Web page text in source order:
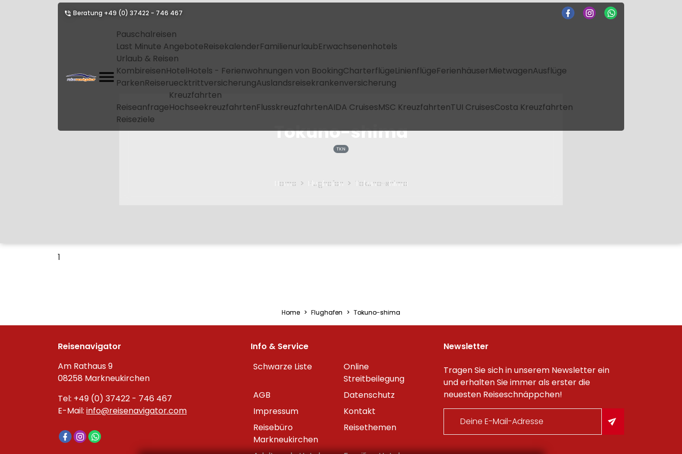
Beratung +49 (0) 37422 - 746 467
Pauschalreisen
Last Minute AngeboteReisekalenderFamilienurlaubErwachsenenhotels
Urlaub & Reisen
KombireisenHotelHotels - Ferienwohnungen von BookingCharterflügeLinienflügeFerienhäuserMietwagenAusflüge
ParkenReiseruecktrittversicherungAuslandsreisekrankenversicherung
Reiseanfrage
Kreuzfahrten
HochseekreuzfahrtenFlusskreuzfahrtenAIDA CruisesMSC KreuzfahrtenTUI CruisesCosta Kreuzfahrten
Reiseziele
Tokuno-shima
TKN
Home Flughafen Tokuno-shima
1
Home Flughafen Tokuno-shima
Reisenavigator
Am Rathaus 9
08258 Markneukirchen
Tel: +49 (0) 37422 - 746 467
E-Mail: info@reisenavigator.com
Info & Service
Schwarze Liste
Online
Streitbeilegung
AGB
Datenschutz
Impressum
Kontakt
Reisebüro
Markneukirchen
Reisethemen
Newsletter
Tragen Sie sich in unserem Newsletter ein
und erhalten Sie immer als erster die
neuesten Reiseschnäppchen!